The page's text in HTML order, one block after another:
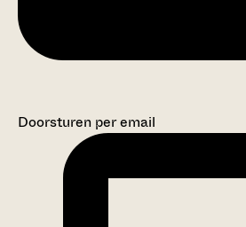
Doorsturen per email